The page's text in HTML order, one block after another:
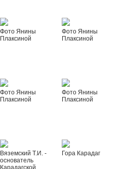
Фото Янины
Плаксиной
Фото Янины
Плаксиной
Фото Янины
Плаксиной
Фото Янины
Плаксиной
Вяземский Т.И. -
основатель
Карадагской
Гора Карадаг